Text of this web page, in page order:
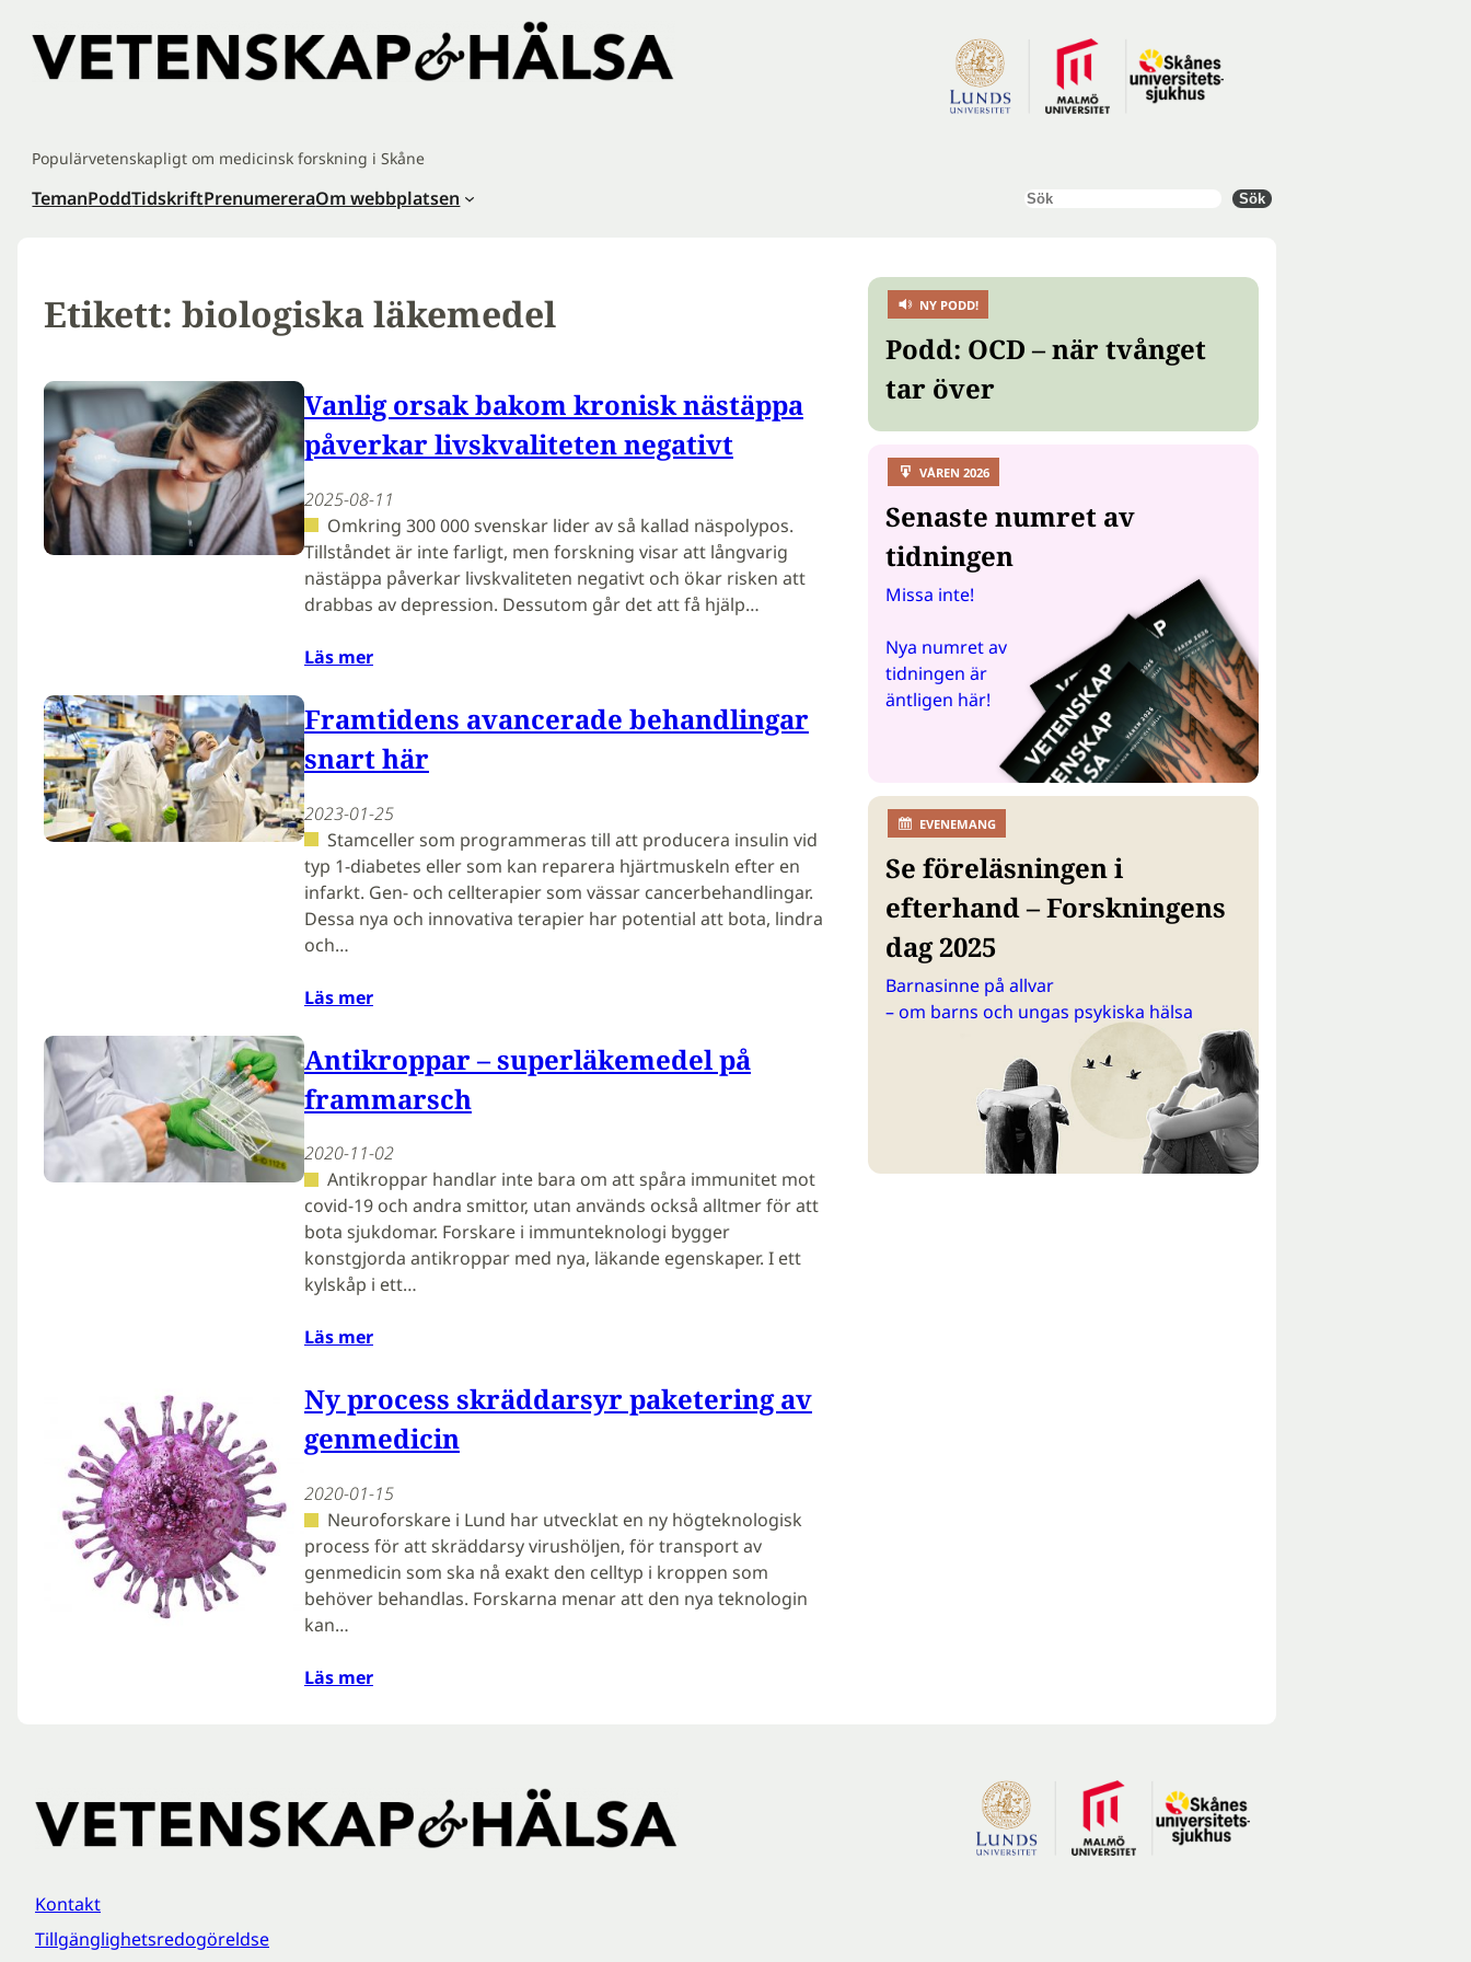
innehåll
Populärvetenskapligt om medicinsk forskning i Skåne
TemanPoddTidskriftPrenumereraOm webbplatsen Sök Sök
Etikett: biologiska läkemedel
Vanlig orsak bakom kronisk nästäppa
påverkar livskvaliteten negativt
2025-08-11
Omkring 300 000 svenskar lider av så kallad näspolypos.
Tillståndet är inte farligt, men forskning visar att långvarig
nästäppa påverkar livskvaliteten negativt och ökar risken att
drabbas av depression. Dessutom går det att få hjälp…
Läs mer
Framtidens avancerade behandlingar
snart här
2023-01-25
Stamceller som programmeras till att producera insulin vid
typ 1-diabetes eller som kan reparera hjärtmuskeln efter en
infarkt. Gen- och cellterapier som vässar cancerbehandlingar.
Dessa nya och innovativa terapier har potential att bota, lindra
och…
Läs mer
Antikroppar – superläkemedel på
frammarsch
2020-11-02
Antikroppar handlar inte bara om att spåra immunitet mot
covid-19 och andra smittor, utan används också alltmer för att
bota sjukdomar. Forskare i immunteknologi bygger
konstgjorda antikroppar med nya, läkande egenskaper. I ett
kylskåp i ett…
Läs mer
Ny process skräddarsyr paketering av
genmedicin
2020-01-15
Neuroforskare i Lund har utvecklat en ny högteknologisk
process för att skräddarsy virushöljen, för transport av
genmedicin som ska nå exakt den celltyp i kroppen som
behöver behandlas. Forskarna menar att den nya teknologin
kan…
Läs mer
NY PODD!
Podd: OCD – när tvånget
tar över
VÅREN 2026
Senaste numret av
tidningen
Missa inte!
Nya numret av
tidningen är
äntligen här!
EVENEMANG
Se föreläsningen i
efterhand – Forskningens
dag 2025
Barnasinne på allvar
– om barns och ungas psykiska hälsa
Kontakt
Tillgänglighetsredogöreldse